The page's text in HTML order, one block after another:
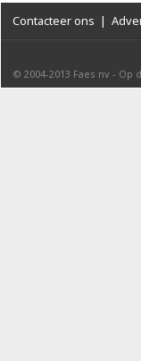
Contacteer ons |
© 2004-2013 Faes nv - Op